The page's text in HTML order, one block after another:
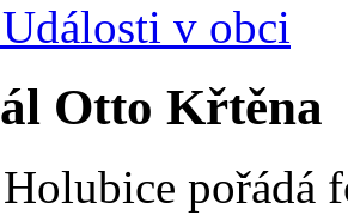
Události v obci
Otto Křtěna
pořádá